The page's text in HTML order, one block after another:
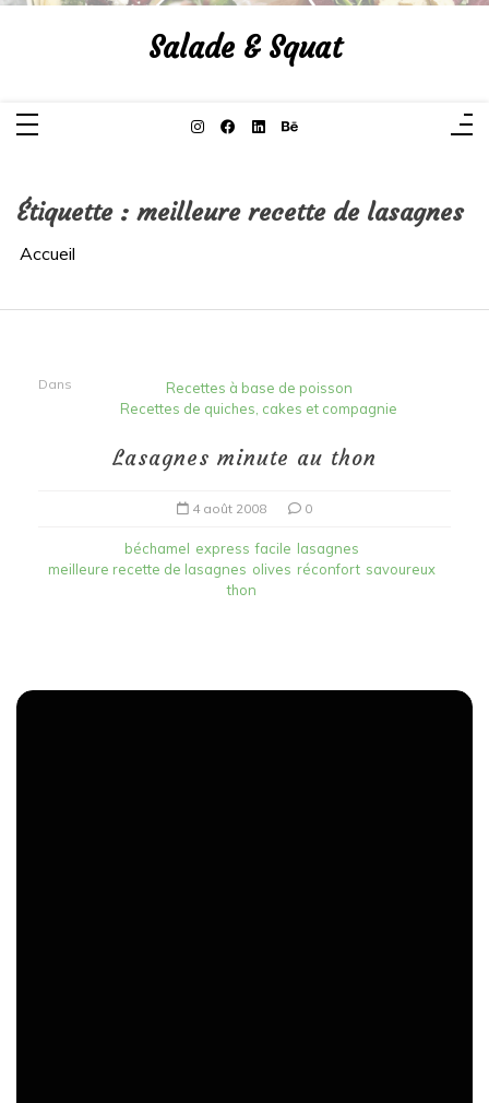
Aller
Salade & Squat
Étiquette : meilleure recette de lasagnes
Accueil
Dans
Recettes à base de poisson
Recettes de quiches, cakes et compagnie
Lasagnes minute au thon
4 août 2008 0
béchamel express facile lasagnes
meilleure recette de lasagnes olives réconfort savoureux
thon